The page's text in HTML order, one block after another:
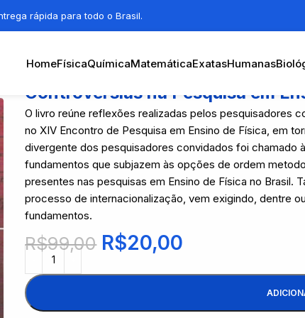
rápida para todo o Brasil.
HomeFísicaQuímicaMatemáticaExatasHumanas
Controvérsias na Pesquisa em
O livro reúne reflexões realizadas pelos pesquisadores
no XIV Encontro de Pesquisa em Ensino de Física, em
divergente dos pesquisadores convidados foi chamado
fundamentos que subjazem às opções de ordem
presentes nas pesquisas em Ensino de Física no Brasil.
processo de internacionalização, vem exigindo, dentre
fundamentos.
R$99,00 R$20,00